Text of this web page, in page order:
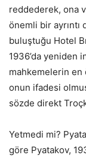
reddederek, ona
önemli bir ayrıntı
buluştuğu Hotel
1936’da yeniden
mahkemelerin en
onun ifadesi
sözde direkt
Yetmedi mi?
göre Pyatakov,